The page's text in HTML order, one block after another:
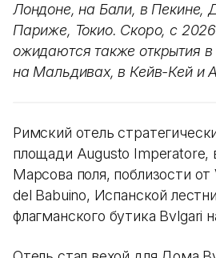
Лондоне, на Бали, в Пекине,
Париже, Токио. Скоро, с
ожидаются также открытия
на Мальдивах, в Кейв-Кей и
Римский отель
площади Augusto Imperatore,
Марсова поля, поблизости от
del Babuino, Испанской
флагманского бутика Bvlgari